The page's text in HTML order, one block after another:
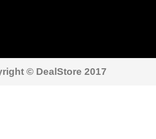
© DealStore 2017